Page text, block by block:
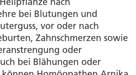
bei Blutungen und
vor oder nach
Zahnschmerzen sowie
oder
bei Blähungen oder